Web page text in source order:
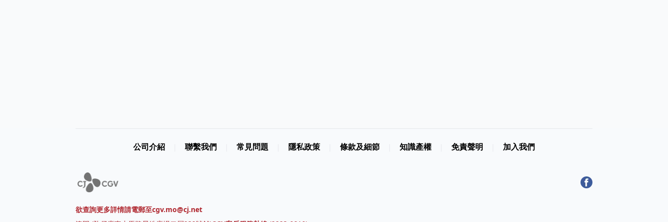
公司介紹 聯繫我們 常見問題 隱私政策 條款及細節 知識產權 免責聲明 加入我們
欲查詢更多詳情請電郵至cgv.mo@cj.net